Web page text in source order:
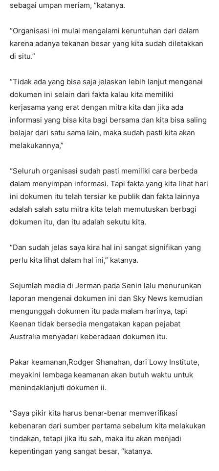
sebagai umpan meriam, “katanya.
“Organisasi ini mulai mengalami keruntuhan dari dalam
karena adanya tekanan besar yang kita sudah diletakkan
di situ.”
“Tidak ada yang bisa saja jelaskan lebih lanjut mengenai
dokumen ini selain dari fakta kalau kita memiliki
kerjasama yang erat dengan mitra kita dan jika ada
informasi yang bisa kita bagi bersama dan kita bisa saling
belajar dari satu sama lain, maka sudah pasti kita akan
melakukannya,”
“Seluruh organisasi sudah pasti memiliki cara berbeda
dalam menyimpan informasi. Tapi fakta yang kita lihat hari
ini dokumen itu telah tersiar ke publik dan fakta lainnya
adalah salah satu mitra kita telah memutuskan berbagi
dokumen itu, dan itu adalah sekutu kita.
“Dan sudah jelas saya kira hal ini sangat signifikan yang
perlu kita lihat dalam hal ini,” katanya.
Sejumlah media di Jerman pada Senin lalu menurunkan
laporan mengenai dokumen ini dan Sky News kemudian
mengunggah dokumen itu pada malam harinya, tapi
Keenan tidak bersedia mengatakan kapan pejabat
Australia menyadari keberadaan dokumen itu.
Pakar keamanan,Rodger Shanahan, dari Lowy Institute,
meyakini lembaga keamanan akan butuh waktu untuk
menindaklanjuti dokumen ii.
“Saya pikir kita harus benar-benar memverifikasi
kebenaran dari sumber pertama sebelum kita melakukan
tindakan, tetapi jika itu sah, maka itu akan menjadi
kepentingan yang sangat besar, “katanya.